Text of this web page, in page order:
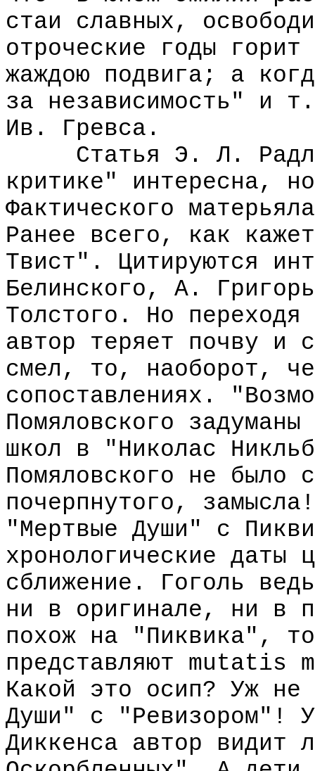
стаи славных,
отроческие годы
жаждою подвига; а
за независимость" и
Ив. Гревса.
Статья Э. Л.
критике" интересна,
Фактического
Ранее всего, как
Твист". Цитируются
Белинского, А.
Толстого. Но
автор теряет почву и
смел, то, наоборот,
сопоставлениях.
Помяловского
школ в "Николас
Помяловского не было
почерпнутого,
"Мертвые Души" с
хронологические даты
сближение. Гоголь
ни в оригинале, ни в
похож на "Пиквика",
представляют mutatis
Какой это осип? Уж не
Души" с "Ревизором"! У
Диккенса автор видит